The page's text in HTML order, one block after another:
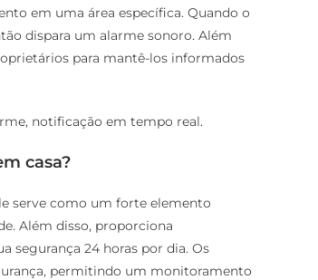
em uma área específica. Quando o
dispara um alarme sonoro. Além
para mantê-los informados
notificação em tempo real.
casa?
serve como um forte elemento
Além disso, proporciona
segurança 24 horas por dia. Os
permitindo um monitoramento